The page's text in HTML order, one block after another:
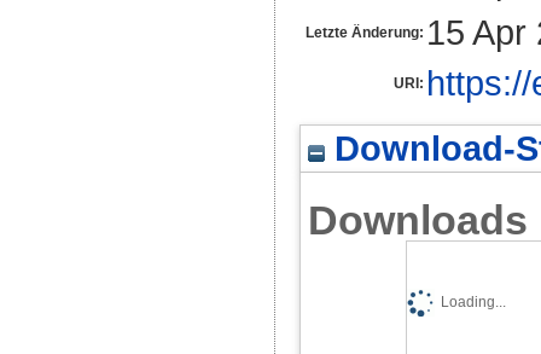
Letzte Änderung: 15 Apr
URI:
Download-
Downloads
Loading...